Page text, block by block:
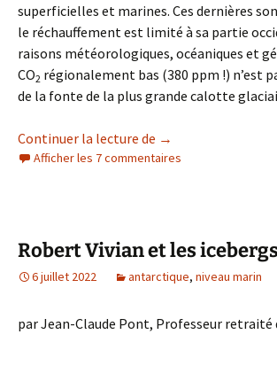
superficielles et marines. Ces dernières
le réchauffement est limité à sa partie
raisons météorologiques, océaniques et
CO2 régionalement bas (380 ppm !) n’est
de la fonte de la plus grande calotte
Continuer la lecture de Le recul des
→
Afficher les 7 commentaires
Robert Vivian et les icebergs
6 juillet 2022 antarctique, niveau marin
par Jean-Claude Pont, Professeur retraité